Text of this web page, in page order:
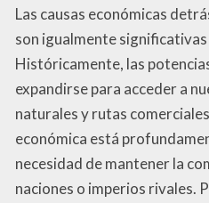
Las causas económicas
son igualmente significativas
Históricamente, las
expandirse para acceder a
naturales y rutas
económica está
necesidad de mantener la
naciones o imperios rivales.